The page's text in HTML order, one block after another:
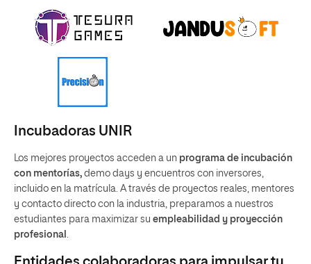
Incubadoras UNIR
Los mejores proyectos acceden a un programa de incubación
con mentorías, demo days y encuentros con inversores,
incluido en la matrícula. A través de proyectos reales, mentores
y contacto directo con la industria, preparamos a nuestros
estudiantes para maximizar su empleabilidad y proyección
profesional .